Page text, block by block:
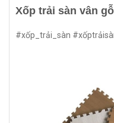
Xốp trải sàn vân
#xốp_trải_sàn